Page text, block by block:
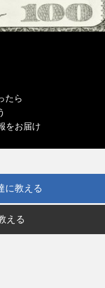
たら
をお届け
に教える
える